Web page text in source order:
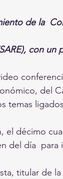
de la
con un
del
temas
el décimo
del día  para
titular de